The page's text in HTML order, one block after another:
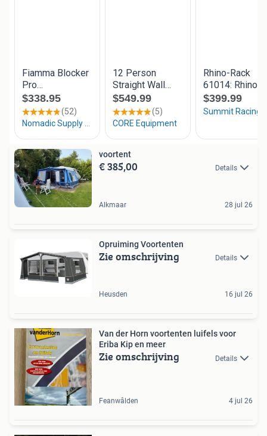
voortent
€ 385,00 Details
Alkmaar 28 jul 26
Opruiming Voortenten
Zie omschrijving Details
Heusden 16 jul 26
Van der Horn voortenten luifels voor
Eriba Kip en meer
Zie omschrijving Details
Feanwâlden 4 jul 26